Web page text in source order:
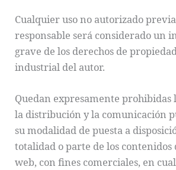
Cualquier uso no autorizado
responsable será considerado un
grave de los derechos de
industrial del autor.
Quedan expresamente prohibidas
la distribución y la comunicación
su modalidad de puesta a
totalidad o parte de los contenidos
web, con fines comerciales, en